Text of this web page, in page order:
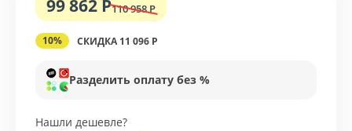
99 862 Р110 958 Р
10% СКИДКА 11 096 Р
Разделить оплату без %
Нашли дешевле?